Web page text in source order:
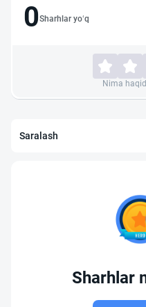
0Sharhlar yo‘q
Nima
Saralash
Sharhlar